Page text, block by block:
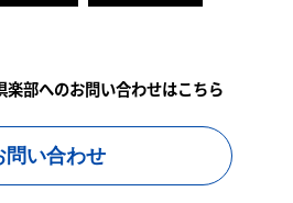
楽部へのお問い合わせはこちら
問い合わせ